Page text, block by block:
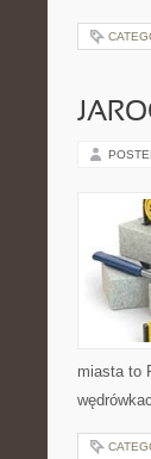
miasta to